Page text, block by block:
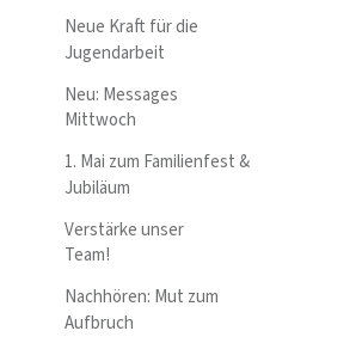
Neue Kraft für die
Jugendarbeit
Neu: Messages
Mittwoch
1. Mai zum Familienfest &
Jubiläum
Verstärke unser
Team!
Nachhören: Mut zum
Aufbruch